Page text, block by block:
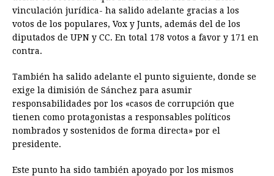
vinculación jurídica- ha salido adelante gracias a los
votos de los populares, Vox y Junts, además del de los
diputados de UPN y CC. En total 178 votos a favor y 171 en
contra.
También ha salido adelante el punto siguiente, donde se
exige la dimisión de Sánchez para asumir
responsabilidades por los «casos de corrupción que
tienen como protagonistas a responsables políticos
nombrados y sostenidos de forma directa» por el
presidente.
Este punto ha sido también apoyado por los mismos